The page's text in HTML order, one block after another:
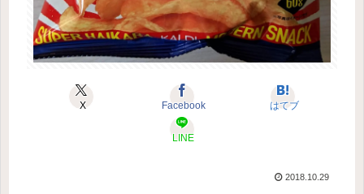
X Facebook はてブ
LINE
2018.10.29